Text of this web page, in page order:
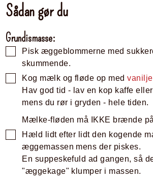
Sådan gør du
Grundismasse:
Pisk æggeblommerne med
skummende.
Kog mælk og fløde op med
Hav god tid - lav en kop kaffe
mens du rør i gryden - hele tiden.
Mælke-fløden må IKKE brænde
Hæld lidt efter lidt den kogende
æggemassen mens der piskes.
En suppeskefuld ad gangen, så
"æggekage" klumper i massen.